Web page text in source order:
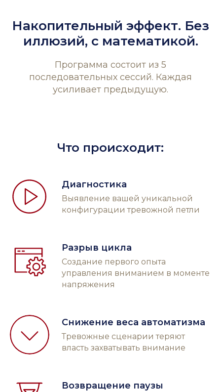
Накопительный эффект. Без
иллюзий, с математикой.
Программа состоит из 5
последовательных сессий. Каждая
усиливает предыдущую.
Что происходит:
Диагностика
Выявление вашей уникальной
конфигурации тревожной петли
Разрыв цикла
Создание первого опыта
управления вниманием в моменте
напряжения
Снижение веса автоматизма
Тревожные сценарии теряют
власть захватывать внимание
Возвращение паузы